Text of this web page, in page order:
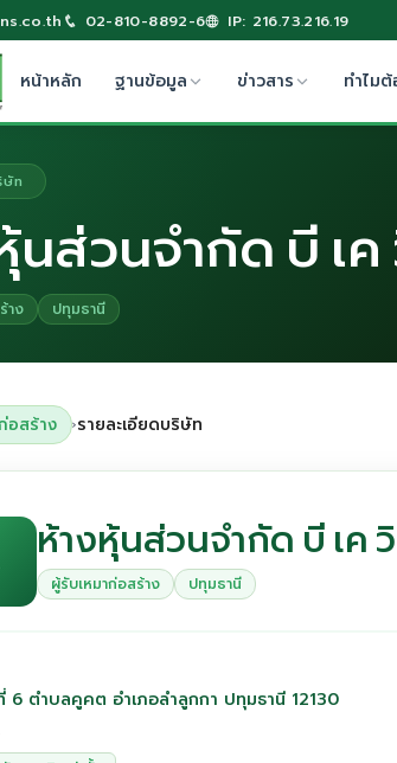
02-810-8892-6 IP: 216.73.216.19
หน้าหลัก ฐานข้อมูล ข่าวสาร ทำไม
ท
นส่วนจำกัด บี เ
าง ปทุมธานี
อสร้าง ›รายละเอียดบริษัท
ห้างหุ้นส่วนจำกัด บี เค
ผู้รับเหมาก่อสร้าง ปทุมธานี
6 ตำบลคูคต อำเภอลำลูกกา ปทุมธานี 12130